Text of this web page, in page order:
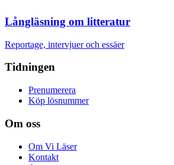
Långläsning om litteratur
Reportage, intervjuer och essäer
Tidningen
Prenumerera
Köp lösnummer
Om oss
Om Vi Läser
Kontakt